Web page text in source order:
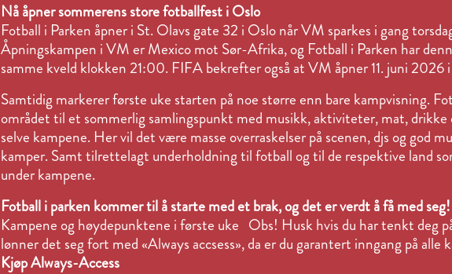
Nå åpner sommerens store fotballfest i Oslo
Fotball i Parken åpner i St. Olavs gate 32 i Oslo når VM sparkes i gang
Åpningskampen i VM er Mexico mot Sør-Afrika, og Fotball i Parken har
samme kveld klokken 21:00. FIFA bekrefter også at VM åpner 11. juni 2026
Samtidig markerer første uke starten på noe større enn bare kampvisning.
området til et sommerlig samlingspunkt med musikk, aktiviteter, mat, drikke
selve kampene. Her vil det være masse overraskelser på scenen, djs og god
kamper. Samt tilrettelagt underholdning til fotball og til de respektive land
under kampene.
Fotball i parken kommer til å starte med et brak, og det er verdt å få med seg!
Kampene og høydepunktene i første uke Obs! Husk hvis du har tenkt deg
lønner det seg fort med «Always accsess», da er du garantert inngang på
Kjøp Always-Access